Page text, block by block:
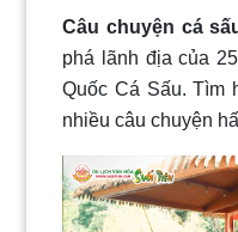
Câu chuyện cá
phá lãnh địa của
Quốc Cá Sấu. Tìm
nhiều câu chuyện